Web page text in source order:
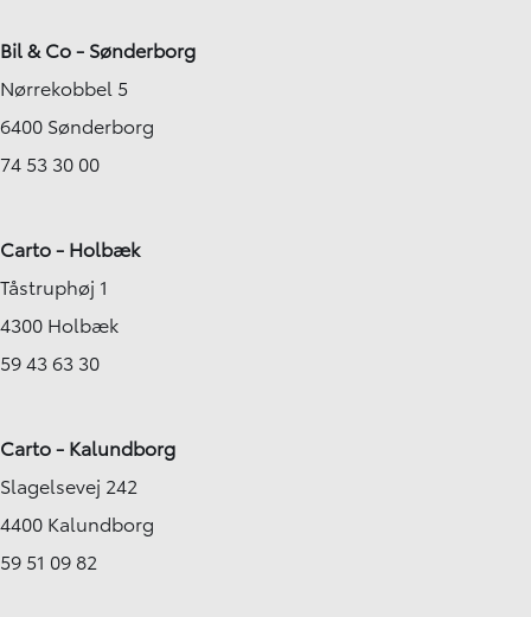
Bil & Co - Sønderborg
Nørrekobbel 5
6400 Sønderborg
74 53 30 00
Carto - Holbæk
Tåstruphøj 1
4300 Holbæk
59 43 63 30
Carto - Kalundborg
Slagelsevej 242
4400 Kalundborg
59 51 09 82